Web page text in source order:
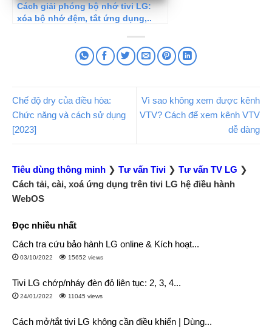
Cách giải phóng bộ nhớ tivi LG:
xóa bộ nhớ đệm, tắt ứng dụng,..
Chế độ dry của điều hòa:
Chức năng và cách sử dụng
[2023]
Vì sao không xem được kênh
VTV? Cách để xem kênh VTV
dễ dàng
Tiêu dùng thông minh ❯ Tư vấn Tivi ❯ Tư vấn TV LG ❯
Cách tải, cài, xoá ứng dụng trên tivi LG hệ điều hành
WebOS
Đọc nhiều nhất
Cách tra cứu bảo hành LG online & Kích hoạt...
03/10/2022 15652 views
Tivi LG chớp/nháy đèn đỏ liên tục: 2, 3, 4...
24/01/2022 11045 views
Cách mở/tắt tivi LG không cần điều khiển | Dùng...